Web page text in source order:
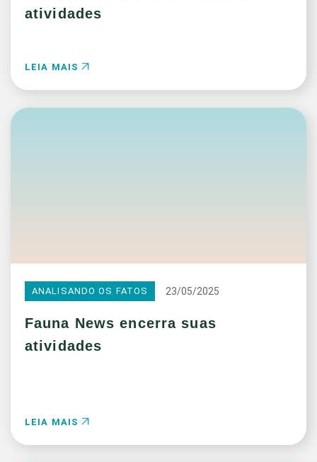
atividades
LEIA MAIS
ANALISANDO OS FATOS 23/05/2025
Fauna News encerra suas
atividades
LEIA MAIS